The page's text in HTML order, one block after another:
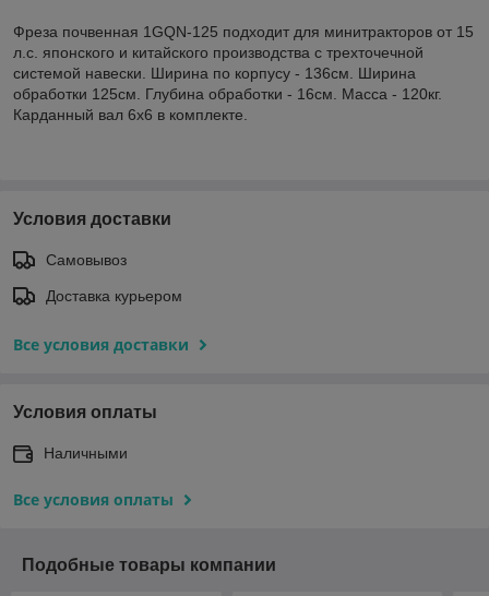
Фреза почвенная 1GQN-125 подходит для минитракторов от 15
л.с. японского и китайского производства с трехточечной
системой навески. Ширина по корпусу - 136см. Ширина
обработки 125см. Глубина обработки - 16см. Масса - 120кг.
Карданный вал 6х6 в комплекте.
Условия доставки
Самовывоз
Доставка курьером
Все условия доставки
Условия оплаты
Наличными
Все условия оплаты
Подобные товары компании